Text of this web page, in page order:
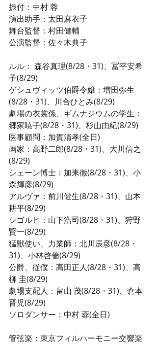
振付：中村 蓉
演出助手：太田麻衣子
舞台監督：村田健輔
公演監督：佐々木典子
ルル： 森谷真理(8/28・31)、冨平安希
子(8/29)
ゲシュヴィッツ伯爵令嬢：増田弥生
(8/28・31)、川合ひとみ(8/29)
劇場の衣裳係、ギムナジウムの学生：
郷家暁子(8/28・31)、杉山由紀(8/29)
医事顧問：加賀清孝(全日)
画家：高野二郎(8/28・31)、大川信之
(8/29)
シェーン博士：加耒徹(8/28・31)、小
森輝彦(8/29)
アルヴァ：前川健生(8/28・31)、山本
耕平(8/29)
シゴルヒ：山下浩司(8/28・31)、狩野
賢一(8/29)
猛獣使い、力業師：北川辰彦(8/28・
31)、小林啓倫(8/29)
公爵、従僕：高田正人(8/28・31)、高
柳 圭(8/29)
劇場支配人：畠山 茂(8/28・31)、倉本
晋児(8/29)
ソロダンサー：中村 蓉(全日)
管弦楽：東京フィルハーモニー交響楽